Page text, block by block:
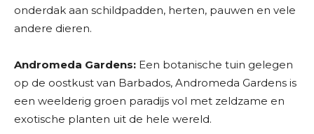
onderdak aan schildpadden, herten, pauwen en vele
andere dieren.
Andromeda Gardens: Een botanische tuin gelegen
op de oostkust van Barbados, Andromeda Gardens is
een weelderig groen paradijs vol met zeldzame en
exotische planten uit de hele wereld.